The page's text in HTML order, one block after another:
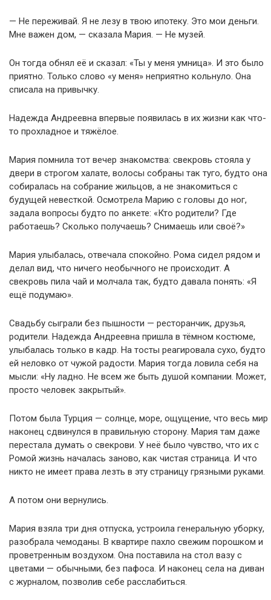
— Не переживай. Я не лезу в твою ипотеку. Это мои деньги.
Мне важен дом, — сказала Мария. — Не музей.
Он тогда обнял её и сказал: «Ты у меня умница». И это было
приятно. Только слово «у меня» неприятно кольнуло. Она
списала на привычку.
Надежда Андреевна впервые появилась в их жизни как что-
то прохладное и тяжёлое.
Мария помнила тот вечер знакомства: свекровь стояла у
двери в строгом халате, волосы собраны так туго, будто она
собиралась на собрание жильцов, а не знакомиться с
будущей невесткой. Осмотрела Марию с головы до ног,
задала вопросы будто по анкете: «Кто родители? Где
работаешь? Сколько получаешь? Снимаешь или своё?»
Мария улыбалась, отвечала спокойно. Рома сидел рядом и
делал вид, что ничего необычного не происходит. А
свекровь пила чай и молчала так, будто давала понять: «Я
ещё подумаю».
Свадьбу сыграли без пышности — ресторанчик, друзья,
родители. Надежда Андреевна пришла в тёмном костюме,
улыбалась только в кадр. На тосты реагировала сухо, будто
ей неловко от чужой радости. Мария тогда ловила себя на
мысли: «Ну ладно. Не всем же быть душой компании. Может,
просто человек закрытый».
Потом была Турция — солнце, море, ощущение, что весь мир
наконец сдвинулся в правильную сторону. Мария там даже
перестала думать о свекрови. У неё было чувство, что их с
Ромой жизнь началась заново, как чистая страница. И что
никто не имеет права лезть в эту страницу грязными руками.
А потом они вернулись.
Мария взяла три дня отпуска, устроила генеральную уборку,
разобрала чемоданы. В квартире пахло свежим порошком и
проветренным воздухом. Она поставила на стол вазу с
цветами — обычными, без пафоса. И наконец села на диван
с журналом, позволив себе расслабиться.